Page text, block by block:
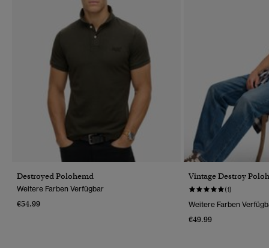
Destroyed Polohemd
Weitere Farben Verfügbar
€54.99
Vintage Destroy
(1)
Weitere Farben
€49.99